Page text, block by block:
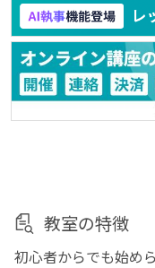
教室の特徴
初心者からでも始め